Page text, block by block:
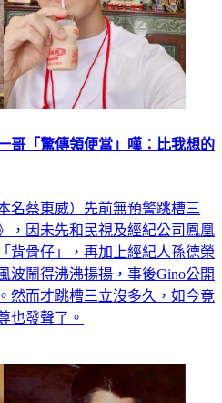
哥「驚傳領便當」嘆：比我想的
名蔡東威）先前無預警跳槽三
，因未先和民視及經紀公司鳳凰
背骨仔」，再加上經紀人孫德榮
波鬧得沸沸揚揚，事後Gino公開
然而才跳槽三立沒多久，如今竟
也發聲了。